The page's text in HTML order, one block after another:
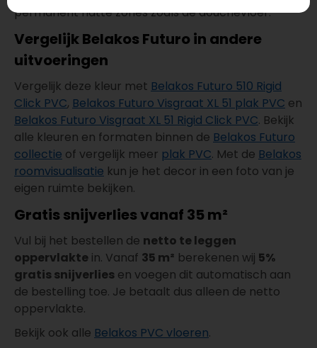
permanent natte zones zoals de douchevloer.
Vergelijk Belakos Futuro in andere
uitvoeringen
Vergelijk deze kleur met Belakos Futuro 510 Rigid
Click PVC, Belakos Futuro Visgraat XL 51 plak PVC en
Belakos Futuro Visgraat XL 51 Rigid Click PVC. Bekijk
alle kleuren en formaten binnen de Belakos Futuro
collectie of vergelijk meer plak PVC. Met de Belakos
roomvisualisatie kun je het decor in een foto van je
eigen ruimte bekijken.
Gratis snijverlies vanaf 35 m²
Vul bij het bestellen de netto te leggen
oppervlakte in. Vanaf 35 m² berekenen wij 5%
gratis snijverlies en voegen dit automatisch aan
de bestelling toe. Je betaalt dus alleen de netto
oppervlakte.
Bekijk ook alle Belakos PVC vloeren.